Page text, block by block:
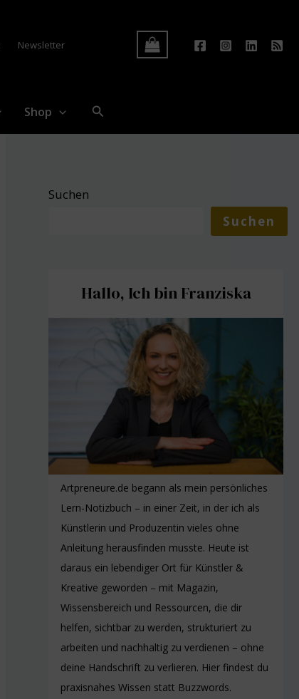
Newsletter
Shop Suchen
Suchen
Suchen
Hallo, Ich bin Franziska
Artpreneure.de begann als mein persönliches
Lern-Notizbuch – in einer Zeit, in der ich als
Künstlerin und Produzentin vieles ohne
Anleitung herausfinden musste. Heute ist
daraus ein lebendiger Ort für Künstler &
Kreative geworden – mit Magazin,
Wissensbereich und Ressourcen, die dir
helfen, sichtbar zu werden, strukturiert zu
arbeiten und nachhaltig zu verdienen – ohne
deine Handschrift zu verlieren. Hier findest du
praxisnahes Wissen statt Buzzwords.